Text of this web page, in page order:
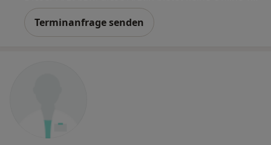
Terminanfrage senden